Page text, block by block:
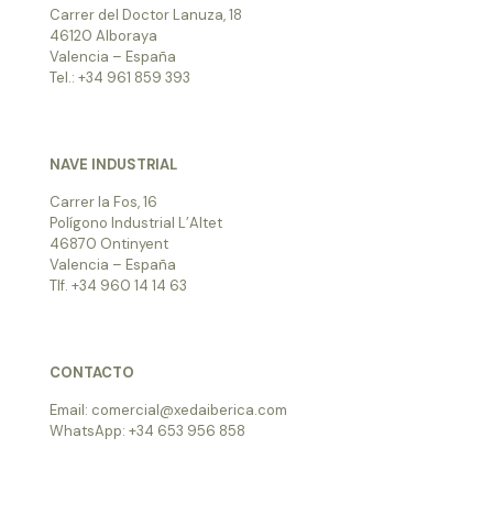
Carrer del Doctor Lanuza, 18
46120 Alboraya
Valencia – España
Tel.: +34 961 859 393
NAVE INDUSTRIAL
Carrer la Fos, 16
Polígono Industrial L’Altet
46870 Ontinyent
Valencia – España
Tlf. +34 960 14 14 63
CONTACTO
Email: comercial@xedaiberica.com
WhatsApp: +34 653 956 858